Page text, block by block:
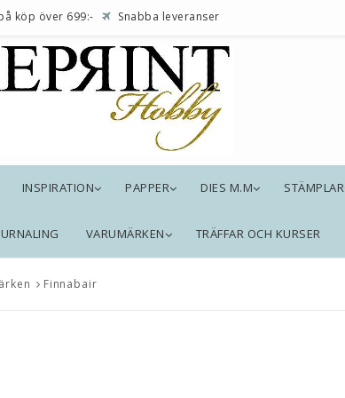
köp över 699:- Snabba leveranser
INSPIRATION PAPPER DIES M.M STÄMPLAR
VARUMÄRKEN TRÄFFAR OCH KURSER
Finnabair